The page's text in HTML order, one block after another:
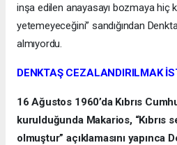
inşa edilen anayasayı bozmaya hiç
yetemeyeceğini” sandığından
almıyordu.
DENKTAŞ CEZALANDIRILMAK
16 Ağustos 1960’da Kıbrıs
kurulduğunda Makarios, “Kıbrıs
olmuştur” açıklamasını yapınca